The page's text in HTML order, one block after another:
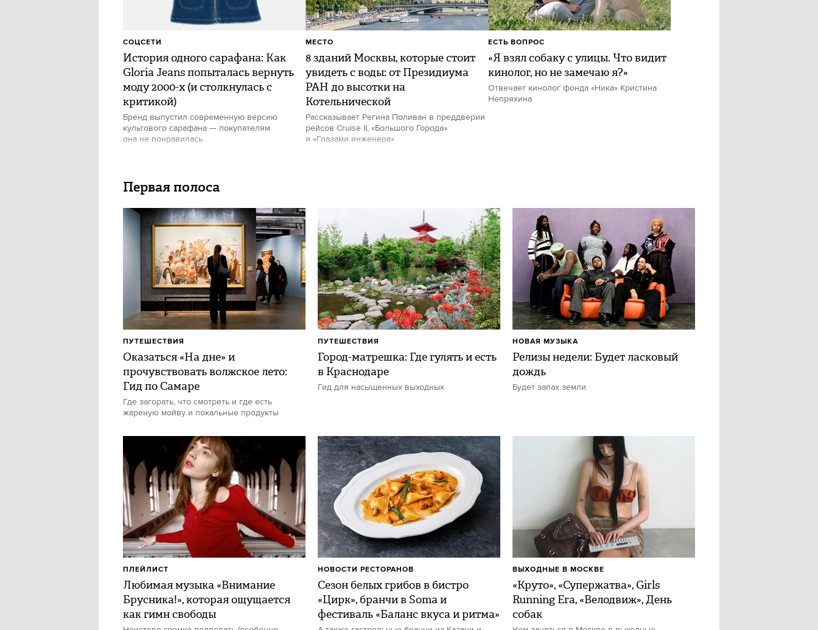
История одного сарафана: Как
Gloria Jeans попыталась вернуть
моду 2000-х (и столкнулась с
критикой)
Бренд выпустил современную версию
культового сарафана — покупателям
она не понравилась
СОЦСЕТИ
8 зданий Москвы, которые стоит
увидеть с воды: от Президиума
РАН до высотки на
Котельнической
Рассказывает Регина Поливан в преддверии
рейсов Cruise II, «Большого Города»
и «Глазами инженера»
МЕСТО
«Я взял собаку с улицы. Что видит
кинолог, но не замечаю я?»
Отвечает кинолог фонда «Ника» Кристина
Непряхина
ЕСТЬ ВОПРОС
Первая полоса
Оказаться «На дне» и
прочувствовать волжское лето:
Гид по Самаре
Где загорать, что смотреть и где есть
жареную мойву и локальные продукты
ПУТЕШЕСТВИЯ
Город-матрешка: Где гулять и есть
в Краснодаре
Гид для насыщенных выходных
ПУТЕШЕСТВИЯ
Релизы недели: Будет ласковый
дождь
Будет запах земли
НОВАЯ МУЗЫКА
Любимая музыка «Внимание
Брусника!», которая ощущается
как гимн свободы
ПЛЕЙЛИСТ
Сезон белых грибов в бистро
«Цирк», бранчи в Soma и
фестиваль «Баланс вкуса и ритма»
НОВОСТИ РЕСТОРАНОВ
«Круто», «Супержатва», Girls
Running Era, «Велодвиж», День
собак
ВЫХОДНЫЕ В МОСКВЕ